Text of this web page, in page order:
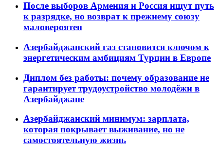
После выборов Армения и Россия ищут путь
к разрядке, но возврат к прежнему союзу
маловероятен
Азербайджанский газ становится ключом к
энергетическим амбициям Турции в Европе
Диплом без работы: почему образование не
гарантирует трудоустройство молодёжи в
Азербайджане
Азербайджанский минимум: зарплата,
которая покрывает выживание, но не
самостоятельную жизнь